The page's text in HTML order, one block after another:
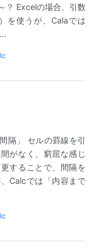
？ Excelの場合、引数
を使うが、Calaでは
隔」 セルの罫線を引
がなく、窮屈な感じ
することで、間隔を
Calcでは「内容まで